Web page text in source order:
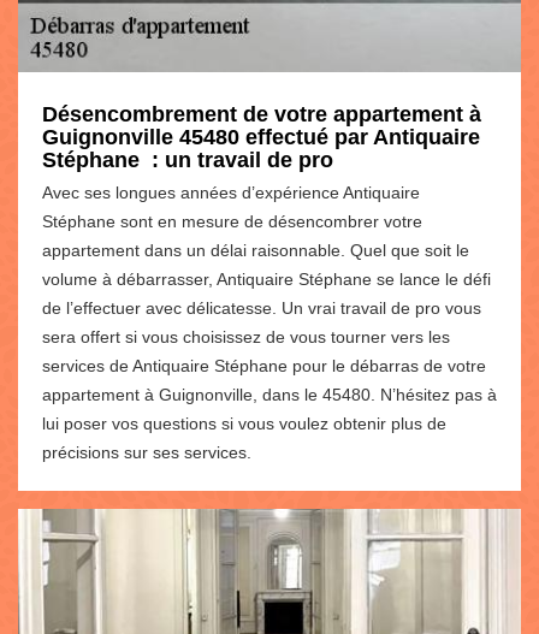
Désencombrement de votre appartement à
Guignonville 45480 effectué par Antiquaire
Stéphane : un travail de pro
Avec ses longues années d’expérience Antiquaire
Stéphane sont en mesure de désencombrer votre
appartement dans un délai raisonnable. Quel que soit le
volume à débarrasser, Antiquaire Stéphane se lance le défi
de l’effectuer avec délicatesse. Un vrai travail de pro vous
sera offert si vous choisissez de vous tourner vers les
services de Antiquaire Stéphane pour le débarras de votre
appartement à Guignonville, dans le 45480. N’hésitez pas à
lui poser vos questions si vous voulez obtenir plus de
précisions sur ses services.